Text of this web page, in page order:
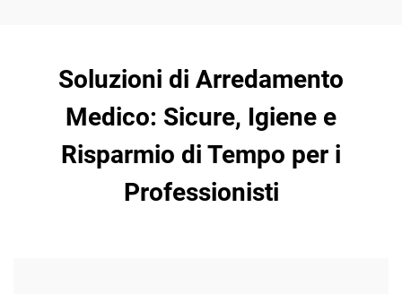
Soluzioni di Arredamento
Medico: Sicure, Igiene e
Risparmio di Tempo per i
Professionisti